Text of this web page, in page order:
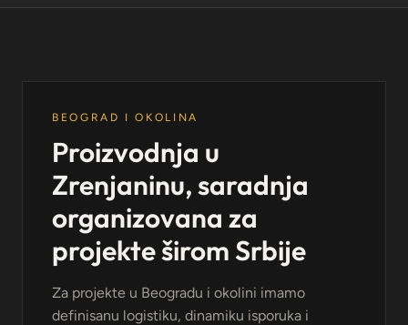
BEOGRAD I OKOLINA
Proizvodnja u
Zrenjaninu, saradnja
organizovana za
projekte širom Srbije
Za projekte u Beogradu i okolini imamo
definisanu logistiku, dinamiku isporuka i